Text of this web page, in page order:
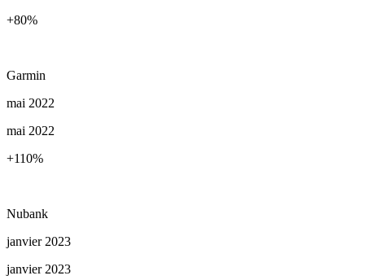
+80%
Garmin
mai 2022
mai 2022
+110%
Nubank
janvier 2023
janvier 2023